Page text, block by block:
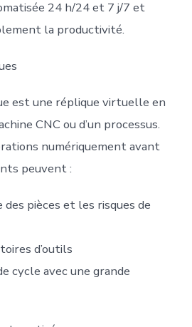
24 h/24 et 7 j/7 et
la productivité.
est une réplique virtuelle en
CNC ou d’un processus.
numériquement avant
peuvent :
pièces et les risques de
d’outils
cycle avec une grande